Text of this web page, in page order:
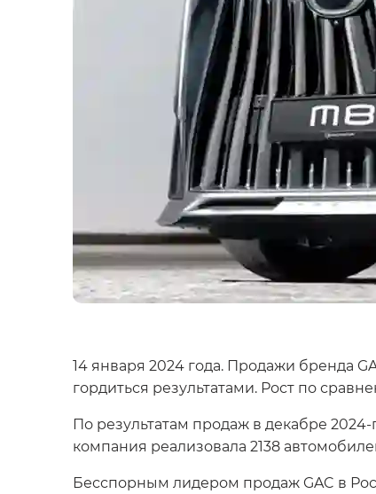
14 января 2024 года. Продажи бренда
гордиться результатами. Рост по
По результатам продаж в декабре
компания реализовала 2138
Бесспорным лидером продаж GAC в